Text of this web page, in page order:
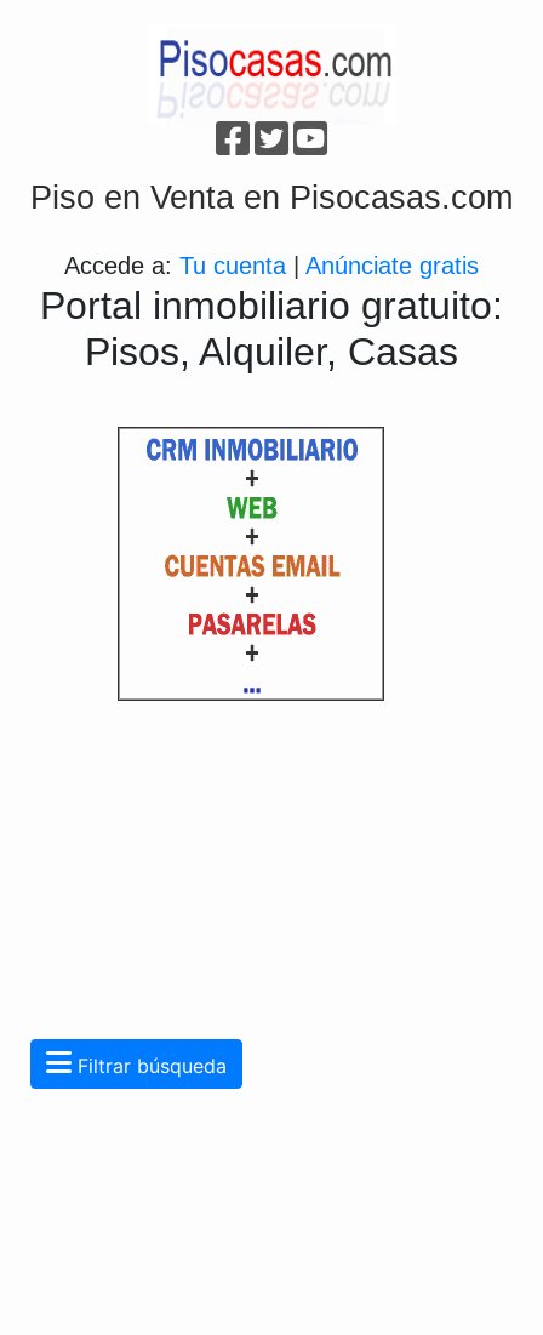
Piso en Venta en Pisocasas.com
Accede a: Tu cuenta Anúnciate gratis
Portal inmobiliario gratuito:
Pisos, Alquiler, Casas
Filtrar búsqueda